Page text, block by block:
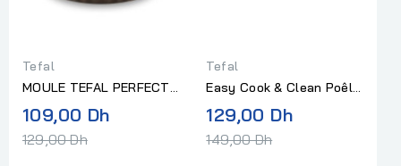
Tefal
MOULE TEFAL PERFECT
BAKE J5548502
QUATRE QUART 26CM
109,00 DhPrix
129,00 Dh
Tefal
Easy Cook & Clean Poêle
20 Tefal
129,00 DhPrix
149,00 Dh